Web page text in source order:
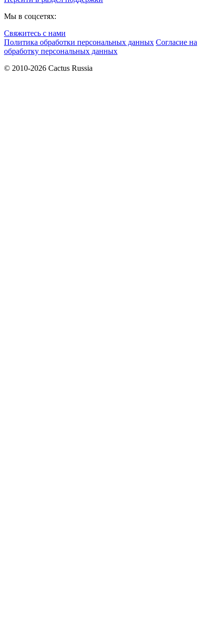
Мы в соцсетях:
Свяжитесь с нами
Политика обработки персональных данных Согласие на
обработку персональных данных
© 2010-2026 Cactus Russia